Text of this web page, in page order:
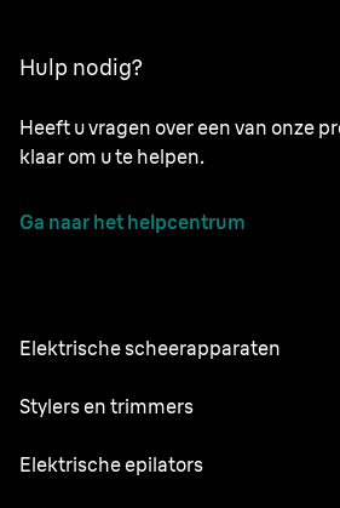
Hulp nodig?
Heeft u vragen over een van onze
klaar om u te helpen.
Ga naar het helpcentrum
Elektrische scheerapparaten
Series 9 Pro
Stylers en trimmers
Professionele baardtrimmer
Elektrische epilators